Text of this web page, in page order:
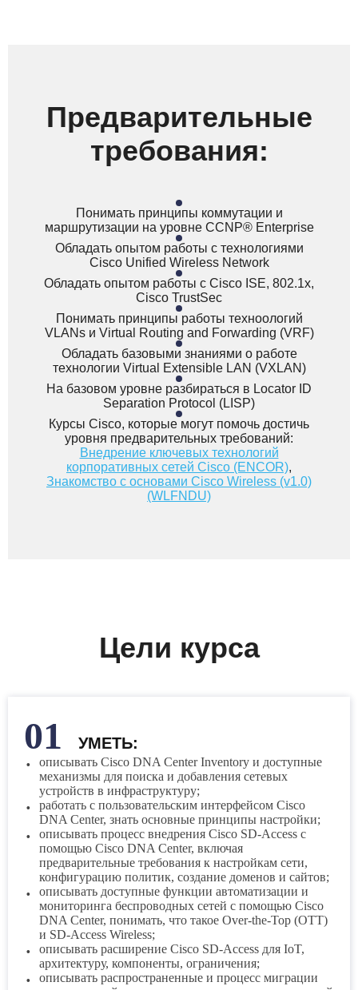
Предварительные
требования:
Понимать принципы коммутации и
маршрутизации на уровне CCNP® Enterprise
Обладать опытом работы с технологиями
Cisco Unified Wireless Network
Обладать опытом работы с Cisco ISE, 802.1x,
Cisco TrustSec
Понимать принципы работы техноологий
VLANs и Virtual Routing and Forwarding (VRF)
Обладать базовыми знаниями о работе
технологии Virtual Extensible LAN (VXLAN)
На базовом уровне разбираться в Locator ID
Separation Protocol (LISP)
Курсы Cisco, которые могут помочь достичь
уровня предварительных требований:
Внедрение ключевых технологий
корпоративных сетей Cisco (ENCOR),
Знакомство с основами Cisco Wireless (v1.0)
(WLFNDU)
Цели курса
УМЕТЬ:
описывать Cisco DNA Center Inventory и доступные
механизмы для поиска и добавления сетевых
устройств в инфраструктуру;
работать с пользовательским интерфейсом Cisco
DNA Center, знать основные принципы настройки;
описывать процесс внедрения Cisco SD-Access с
помощью Cisco DNA Center, включая
предварительные требования к настройкам сети,
конфигурацию политик, создание доменов и сайтов;
описывать доступные функции автоматизации и
мониторинга беспроводных сетей с помощью Cisco
DNA Center, понимать, что такое Over-the-Top (OTT)
и SD-Access Wireless;
описывать расширение Cisco SD-Access для IoT,
архитектуру, компоненты, ограничения;
описывать распространенные и процесс миграции